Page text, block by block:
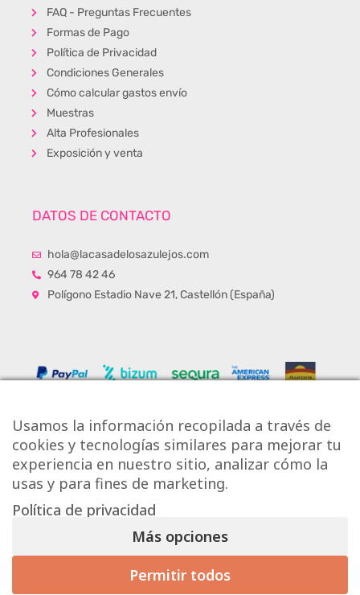
FAQ - Preguntas Frecuentes
Formas de Pago
Política de Privacidad
Condiciones Generales
Cómo calcular gastos envío
Muestras
Alta Profesionales
Exposición y venta
DATOS DE CONTACTO
hola@lacasadelosazulejos.com
964 78 42 46
Polígono Estadio Nave 21, Castellón (España)
Copyright © Onlytiles S.L.
La Casa de los Azulejos ®
Diseño Web
Usamos la información recopilada a través de
cookies y tecnologías similares para mejorar tu
experiencia en nuestro sitio, analizar cómo la
usas y para fines de marketing.
Política de privacidad
Más opciones
Permitir todos